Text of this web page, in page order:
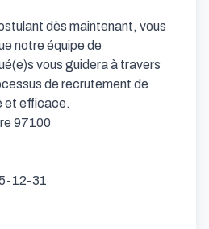
dès maintenant, vous
notre équipe de
vous guidera à travers
de recrutement de
et efficace.
97100
12-31